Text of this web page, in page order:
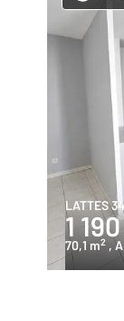
LATTES 34
1
70,1 m2 ,